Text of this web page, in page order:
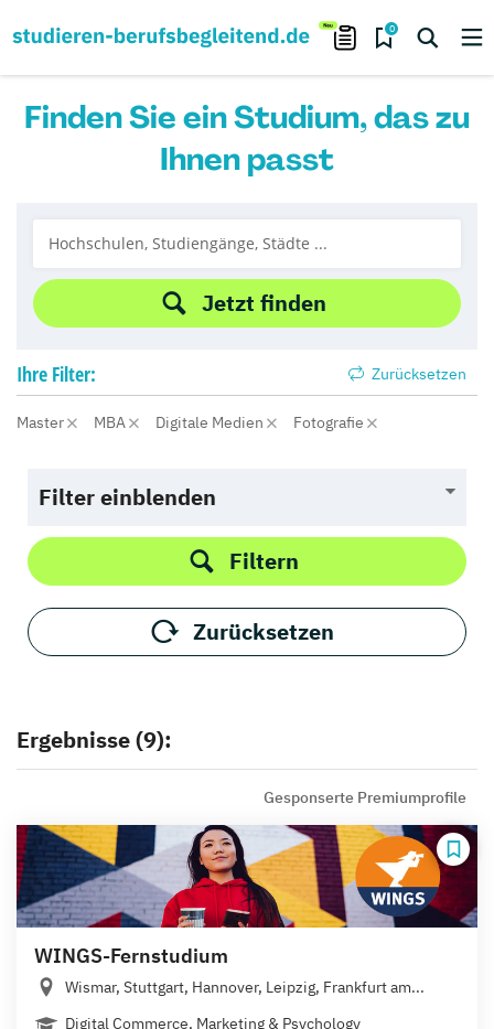
0
Finden Sie ein Studium, das zu
Ihnen passt
Jetzt finden
Ihre Filter: Zurücksetzen
Master MBA Digitale Medien Fotografie
Filter einblenden
Filtern
Zurücksetzen
Ergebnisse (9):
Gesponserte Premiumprofile
WINGS-Fernstudium
Wismar, Stuttgart, Hannover, Leipzig, Frankfurt am...
Digital Commerce, Marketing & Psychology